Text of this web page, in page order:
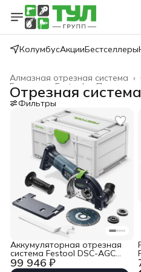
КолумбусАкцииБестселлеры
Алмазная отрезная система ›
Пиление
Festool
Главная
Отрезная
Фильтры
99 946 ₽
Аккумуляторная отрезная
система Festool DSC-AGC
18-125 FH EB-Basic